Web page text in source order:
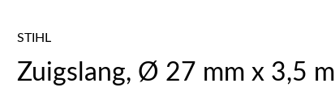
STIHL
Zuigslang, Ø 27 mm x 3,5 m